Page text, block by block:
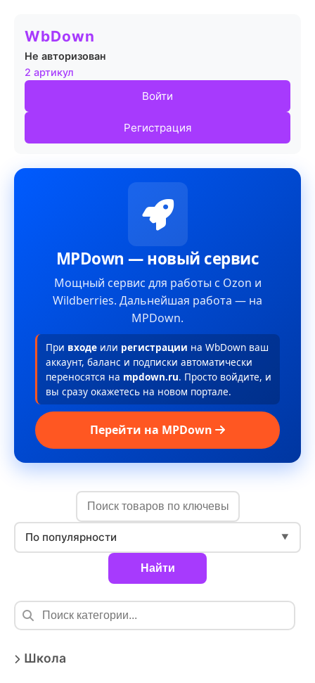
WbDown
Не авторизован
2 артикул
Войти
Регистрация
MPDown — новый сервис
Мощный сервис для работы с Ozon и
Wildberries. Дальнейшая работа — на
MPDown.
При входе или регистрации на WbDown ваш
аккаунт, баланс и подписки автоматически
переносятся на mpdown.ru. Просто войдите, и
вы сразу окажетесь на новом портале.
Перейти на MPDown
По популярности ▼
Найти
Школа